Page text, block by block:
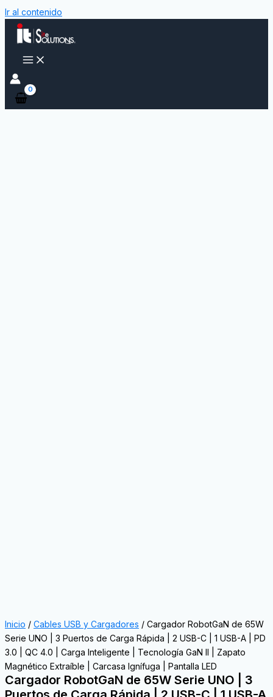
Ir al contenido
Inicio / Cables USB y Cargadores / Cargador RobotGaN de 65W
Serie UNO | 3 Puertos de Carga Rápida | 2 USB-C | 1 USB-A | PD
3.0 | QC 4.0 | Carga Inteligente | Tecnología GaN II | Zapato
Magnético Extraíble | Carcasa Ignífuga | Pantalla LED
Cargador RobotGaN de 65W Serie UNO | 3